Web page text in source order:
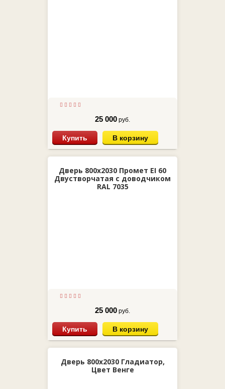
25 000 руб.
Купить В корзину
Дверь 800х2030 Промет EI 60
Двустворчатая с доводчиком
RAL 7035
25 000 руб.
Купить В корзину
Дверь 800х2030 Гладиатор,
Цвет Венге